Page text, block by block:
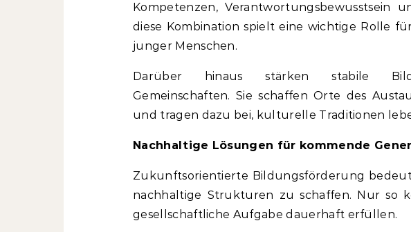
Kompetenzen, Verantwortungsbewusstsein
diese Kombination spielt eine wichtige Rolle
junger Menschen.
Darüber hinaus stärken stabile
Gemeinschaften. Sie schaffen Orte des
und tragen dazu bei, kulturelle Traditionen
Nachhaltige Lösungen für kommende
Zukunftsorientierte Bildungsförderung
nachhaltige Strukturen zu schaffen. Nur so
gesellschaftliche Aufgabe dauerhaft erfüllen.